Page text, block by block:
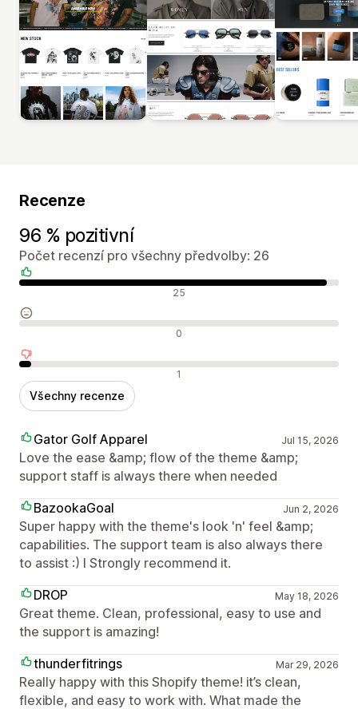
Recenze
96 % pozitivní
Počet recenzí pro všechny předvolby: 26
Pozitivní recenze 25
Neutrální recenze 0
Negativní recenze 1
Všechny recenze
Gator Golf Apparel Jul 15, 2026
Love the ease &amp; flow of the theme &amp;
support staff is always there when needed
BazookaGoal
Jun 2, 2026
Super happy with the theme's look 'n' feel &amp;
capabilities. The support team is also always there
to assist :) I Strongly recommend it.
DROP
May 18, 2026
Great theme. Clean, professional, easy to use and
the support is amazing!
thunderfitrings
Mar 29, 2026
Really happy with this Shopify theme! it’s clean,
flexible, and easy to work with. What made the